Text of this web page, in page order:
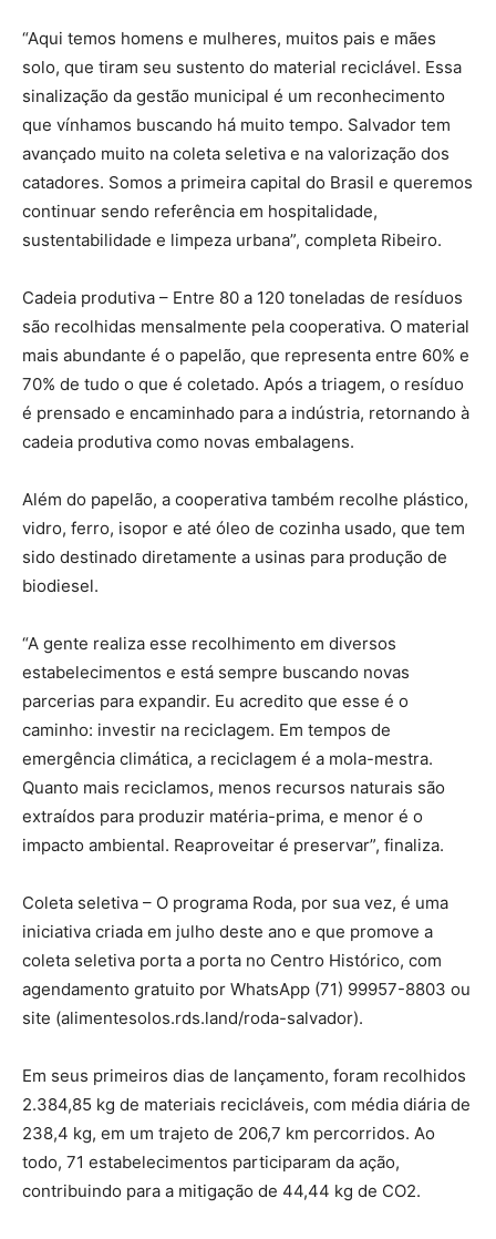
“Aqui temos homens e mulheres, muitos pais e mães
solo, que tiram seu sustento do material reciclável. Essa
sinalização da gestão municipal é um reconhecimento
que vínhamos buscando há muito tempo. Salvador tem
avançado muito na coleta seletiva e na valorização dos
catadores. Somos a primeira capital do Brasil e queremos
continuar sendo referência em hospitalidade,
sustentabilidade e limpeza urbana”, completa Ribeiro.
Cadeia produtiva – Entre 80 a 120 toneladas de resíduos
são recolhidas mensalmente pela cooperativa. O material
mais abundante é o papelão, que representa entre 60% e
70% de tudo o que é coletado. Após a triagem, o resíduo
é prensado e encaminhado para a indústria, retornando à
cadeia produtiva como novas embalagens.
Além do papelão, a cooperativa também recolhe plástico,
vidro, ferro, isopor e até óleo de cozinha usado, que tem
sido destinado diretamente a usinas para produção de
biodiesel.
“A gente realiza esse recolhimento em diversos
estabelecimentos e está sempre buscando novas
parcerias para expandir. Eu acredito que esse é o
caminho: investir na reciclagem. Em tempos de
emergência climática, a reciclagem é a mola-mestra.
Quanto mais reciclamos, menos recursos naturais são
extraídos para produzir matéria-prima, e menor é o
impacto ambiental. Reaproveitar é preservar”, finaliza.
Coleta seletiva – O programa Roda, por sua vez, é uma
iniciativa criada em julho deste ano e que promove a
coleta seletiva porta a porta no Centro Histórico, com
agendamento gratuito por WhatsApp (71) 99957-8803 ou
site (alimentesolos.rds.land/roda-salvador).
Em seus primeiros dias de lançamento, foram recolhidos
2.384,85 kg de materiais recicláveis, com média diária de
238,4 kg, em um trajeto de 206,7 km percorridos. Ao
todo, 71 estabelecimentos participaram da ação,
contribuindo para a mitigação de 44,44 kg de CO2.